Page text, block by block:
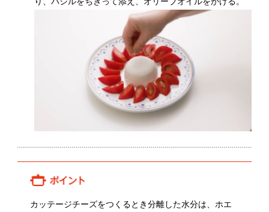
カッテージチーズをつくるとき分離した水分は、ホエ
ー（乳清）です。牛乳に含まれる栄養が残っているの
で、カレーやパンケーキなどに加えて、捨てずに使い
切るのがおすすめです。
関連動画